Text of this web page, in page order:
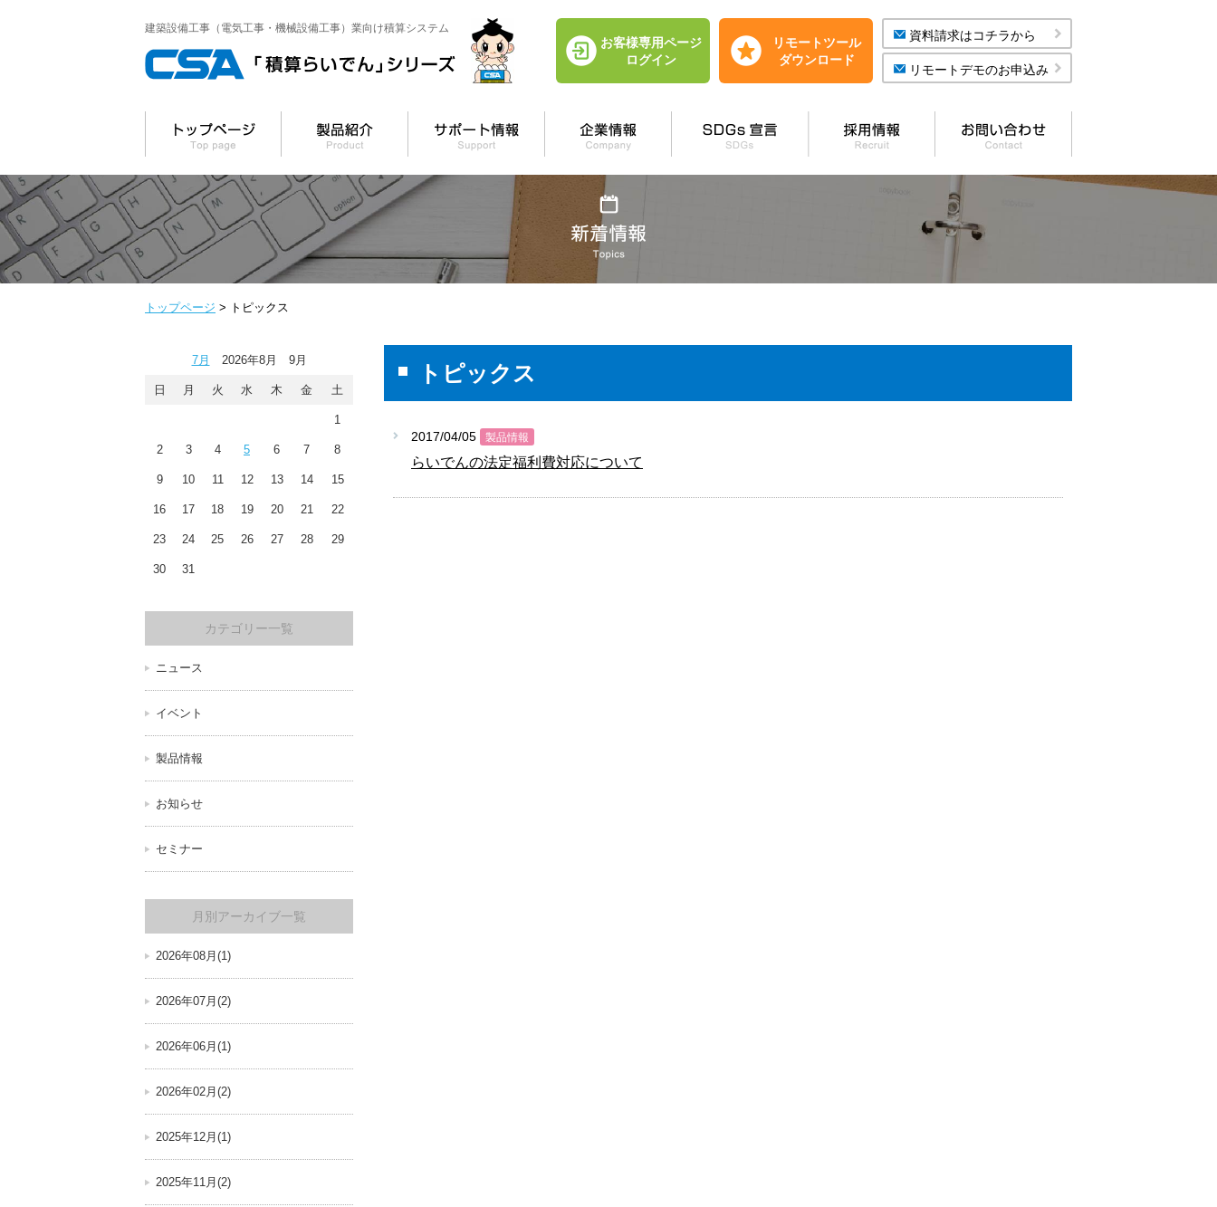
建築設備工事（電気工事・機械設備工事）業向け積算システム
お客様専用ページ
ログイン
リモートツール
ダウンロード
資料請求はコチラから
リモートデモのお申込み
トップページ トピックス
トピックス
2017/04/05 製品情報
らいでんの法定福利費対応について
7月 2026年8月 9月
日 月 火 水 木 金 土
1
2 3 4 5 6 7 8
9 10 11 12 13 14 15
16 17 18 19 20 21 22
23 24 25 26 27 28 29
30 31
カテゴリー一覧
ニュース
イベント
製品情報
お知らせ
セミナー
月別アーカイブ一覧
2026年08月(1)
2026年07月(2)
2026年06月(1)
2026年02月(2)
2025年12月(1)
2025年11月(2)